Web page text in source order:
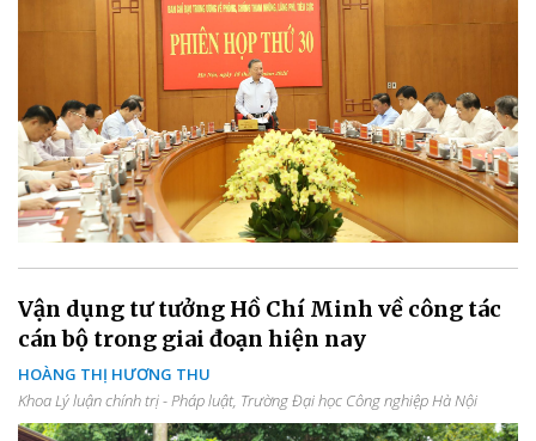
Vận dụng tư tưởng Hồ Chí Minh về công tác
cán bộ trong giai đoạn hiện nay
HOÀNG THỊ HƯƠNG THU
Khoa Lý luận chính trị - Pháp luật, Trường Đại học Công nghiệp Hà Nội